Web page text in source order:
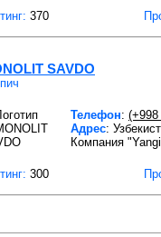
370
SAVDO
Телефон:
Адрес:
Компания
300